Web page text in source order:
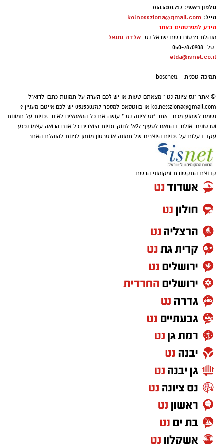
טלה – משהו גדול מתחיל לזוז הורוסקופ שנה
עברית חדשה
אהבה וזוגיות: השנה עשויה להביא תפנית בחיי
האהבה. פנויים עלולים למצוא את עצמם מול
היכרות שמתחילה במקרה אך מתפתחת במהירות.
מי שנמצא בזוגיות עשוי לעמוד בפני שיחה שתשנה
את הדינמיקה בקשר.
פרנסה וכסף: הזדמנות כלכלית יכולה להגיע דווקא
ממקום שלא ציפיתם לו. עם זאת, אל תמהרו
לקפוץ על כל הצעה שנשמעת נוצצת.
קריירה:מי שהרגיש תקוע עשוי סוף סוף לקבל
הזדמנות להוכיח את עצמו. שינוי בתפקיד או מהלך
מקצועי חדש נמצא על הפרק.
המסר לשנה:
מאחרים ולהתחיל לפעול.
שור – הכסף והיציבות חוזרים למרכז
אהבה וזוגיות:
טלפון ראשי: 0515301717
מייל: kolnessziona@gmail.com
מידע למפרסמים באתר
מנהלת פרסום רשת ישראל נט: אלדה נתנאל
טל: 050-7870908
elda@isnet.co.il
-
תמיכה טכנית - bosonet1
-
© אתר "נס ציונה נט " מצאתם טעות או יש לכם הערה על תמונות כתבו לדוא"ל
kolnessziona@gmail.com
או בווטסאפ למספר 0515301717 יש לכם אייטם מעניין ?
נשמח לשמוע מכם . אתר "נס ציונה נט " עושה את כל המאמצים לאתר זכויות על תמונות
וסרטונים. אולם, בהתאם לסעיף 27א' לחוק זכויות היוצרים כל אדם הרואה עצמו נפגע
עקב בעלות על זכויות היוצרים של תמונה או סרטון מוזמן לפנות להנהלת האתר
קבוצת התקשורת ומקומוני הרשת: